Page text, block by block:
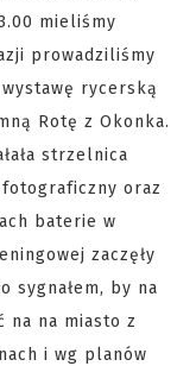
mieliśmy
prowadziliśmy
rycerską
Rotę z Okonka.
strzelnica
oraz
baterie w
zaczęły
sygnałem, by na
na na miasto z
i wg planów